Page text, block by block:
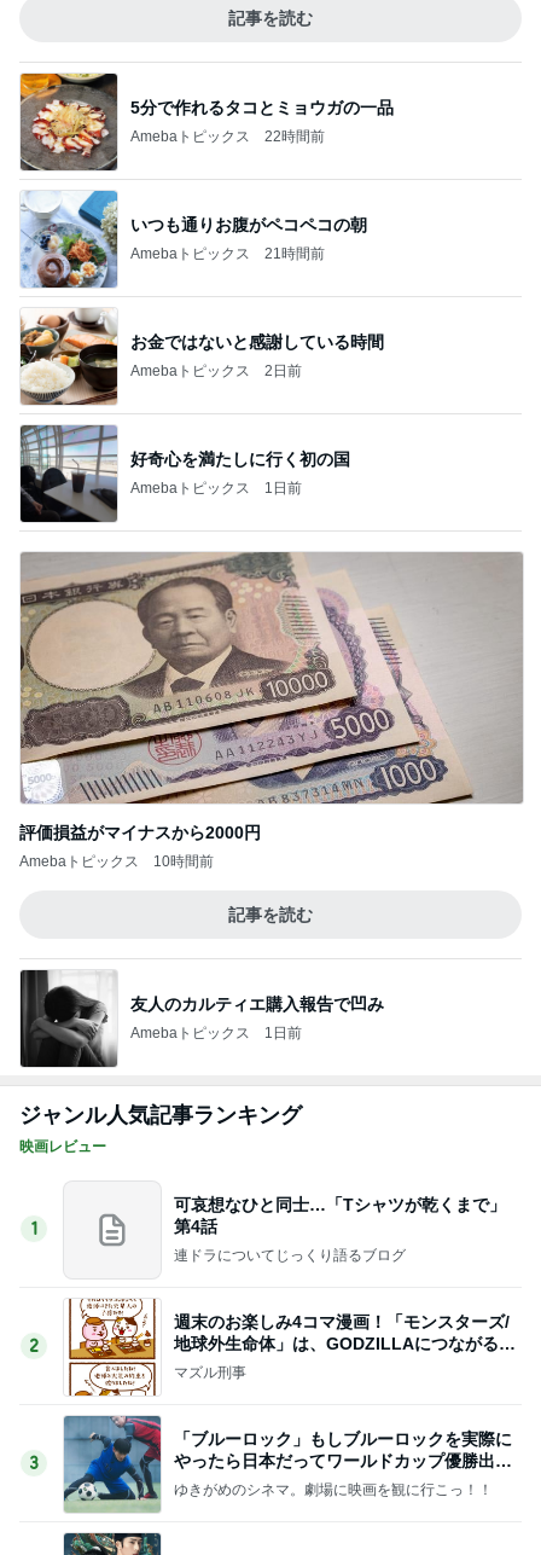
記事を読む
5分で作れるタコとミョウガの一品
Amebaトピックス 22時間前
いつも通りお腹がペコペコの朝
Amebaトピックス 21時間前
お金ではないと感謝している時間
Amebaトピックス 2日前
好奇心を満たしに行く初の国
Amebaトピックス 1日前
評価損益がマイナスから2000円
Amebaトピックス 10時間前
記事を読む
友人のカルティエ購入報告で凹み
Amebaトピックス 1日前
ジャンル人気記事ランキング
映画レビュー
1
可哀想なひと同士…「Tシャツが乾くまで」
第4話
連ドラについてじっくり語るブログ
2
週末のお楽しみ4コマ漫画！「モンスターズ/
地球外生命体」は、GODZILLAにつながる出
世作！
マズル刑事
3
「ブルーロック」もしブルーロックを実際に
やったら日本だってワールドカップ優勝出来
るかもしれません
ゆきがめのシネマ。劇場に映画を観に行こっ！！